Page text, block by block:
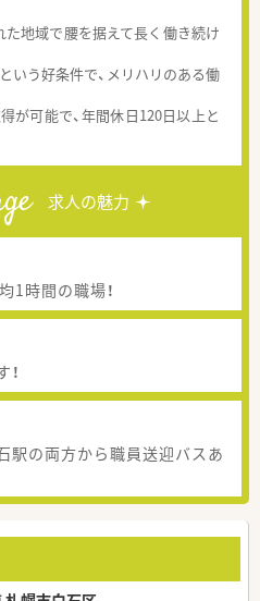
地域で腰を据えて長く働き続け
う好条件で、メリハリのある働
可能で、年間休日120日以上と
求人の魅力
1時間の職場！
駅の両方から職員送迎バスあ